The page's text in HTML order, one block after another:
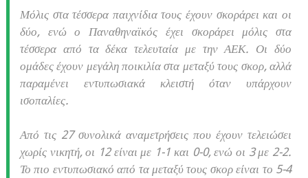
Μόλις στα τέσσερα παιχνίδια τους έχουν σκοράρει και οι
δύο, ενώ ο Παναθηναϊκός έχει σκοράρει μόλις στα
τέσσερα από τα δέκα τελευταία με την ΑΕΚ. Οι δύο
ομάδες έχουν μεγάλη ποικιλία στα μεταξύ τους σκορ, αλλά
παραμένει εντυπωσιακά κλειστή όταν υπάρχουν
ισοπαλίες.
Από τις 27 συνολικά αναμετρήσεις που έχουν τελειώσει
χωρίς νικητή, οι 12 είναι με 1-1 και 0-0, ενώ οι 3 με 2-2.
Το πιο εντυπωσιακό από τα μεταξύ τους σκορ είναι το 5-4